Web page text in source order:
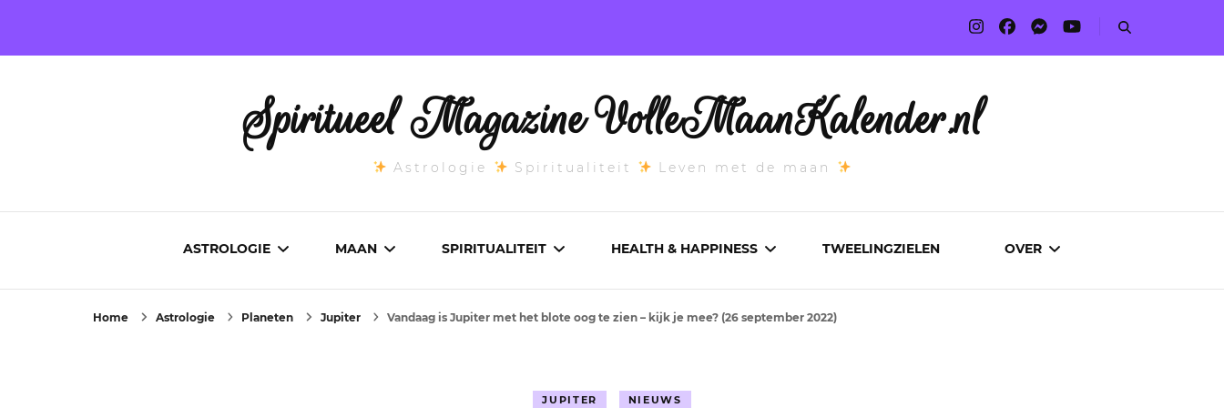
Spiritueel Magazine VolleMaanKalender.nl
Astrologie Spiritualiteit Leven met de maan
ASTROLOGIE MAAN SPIRITUALITEIT HEALTH & HAPPINESS TWEELINGZIELEN OVER
Home Astrologie Planeten Jupiter Vandaag is Jupiter met het blote oog te zien – kijk je mee? (26 september 2022)
JUPITER NIEUWS